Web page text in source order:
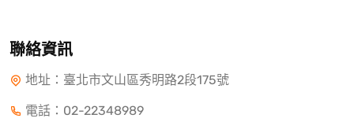
聯絡資訊
地址：臺北市文山區秀明路2段175號
電話： 02-22348989